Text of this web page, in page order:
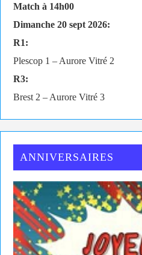
Match à 14h00
Dimanche 20 sept 2026:
R1:
Plescop 1 – Aurore Vitré 2
R3:
Brest 2 – Aurore Vitré 3
ANNIVERSAIRES